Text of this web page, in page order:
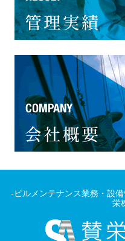
-ビルメンテナンス業務・設
栄